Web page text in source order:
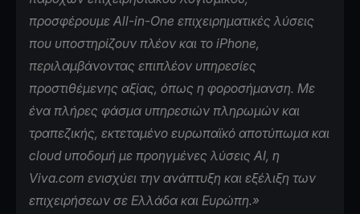
προσφέρουμε Αll-in-Οne επιχειρηματικές λύσεις
που υποστηρίζουν πλέον και το iPhone,
περιλαμβάνοντας επιπλέον υπηρεσίες
προστιθέμενης αξίας, όπως η φοροσήμανση. Με
ένα πλήρες φάσμα υπηρεσιών πληρωμών και
τραπεζικής, εκτεταμένο ευρωπαϊκό αποτύπωμα και
cloud υποδομή με προηγμένες λύσεις ΑΙ, η
Viva.com ενισχύει την ανάπτυξη και εξέλιξη των
επιχειρήσεων σε Ελλάδα και Ευρώπη.»